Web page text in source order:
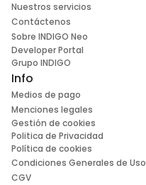
Nuestros servicios
Contáctenos
Sobre INDIGO Neo
Developer Portal
Grupo INDIGO
Info
Medios de pago
Menciones legales
Gestión de cookies
Politica de Privacidad
Política de cookies
Condiciones Generales de Uso
CGV